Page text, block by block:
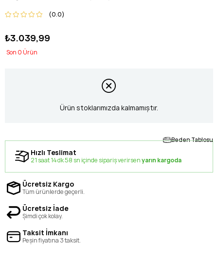
0.0
₺3.039,99
0
Ürün stoklarımızda kalmamıştır.
Beden Tablosu
Hızlı Teslimat
21 saat 14 dk 57 sn içinde sipariş verirsenyarın kargoda
Ücretsiz Kargo
Tüm ürünlerde geçerli.
Ücretsiz İade
Şimdi çok kolay.
Taksit İmkanı
Peşin fiyatına 3 taksit.